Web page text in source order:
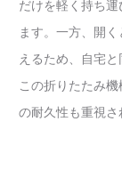
だけを軽く持ち
ます。一方、開
えるため、自宅
この折りたたみ
の耐久性も重視